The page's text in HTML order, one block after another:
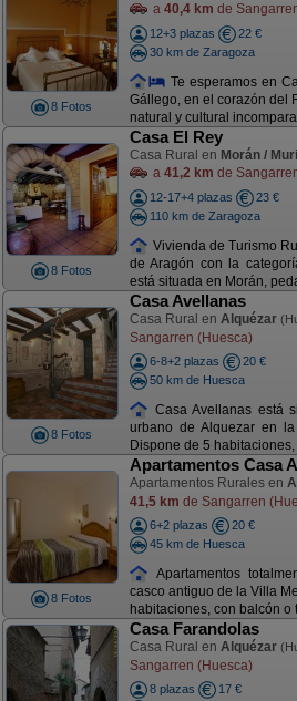
8 Fotos
a 40,4 km de
12+3 plazas
22 €
30 km de Zaragoza
Te esperamos en
Gállego, en el corazón del
natural y cultural
8 Fotos
Casa El Rey
Casa Rural en Morán /
a 41,2 km de
12-17+4 plazas
23 €
110 km de Zaragoza
Vivienda de Turismo
de Aragón con la
está situada en Morán,
8 Fotos
Casa Avellanas
Casa Rural en Alquézar
Sangarren (Huesca)
6-8+2 plazas
20 €
50 km de Huesca
Casa Avellanas está
urbano de Alquezar en
Dispone de 5 habitaciones,
8 Fotos
Apartamentos Casa
Apartamentos Rurales en
41,5 km de Sangarren
6+2 plazas
20 €
45 km de Huesca
Apartamentos
casco antiguo de la Villa
habitaciones, con balcón o
Casa Farandolas
Casa Rural en Alquézar
Sangarren (Huesca)
8 plazas
17 €